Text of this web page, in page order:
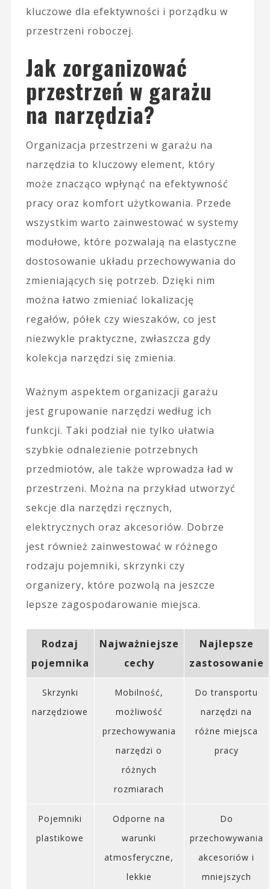
kluczowe dla efektywności i porządku w
przestrzeni roboczej.
Jak zorganizować
przestrzeń w garażu
na narzędzia?
Organizacja przestrzeni w garażu na
narzędzia to kluczowy element, który
może znacząco wpłynąć na efektywność
pracy oraz komfort użytkowania. Przede
wszystkim warto zainwestować w systemy
modułowe, które pozwalają na elastyczne
dostosowanie układu przechowywania do
zmieniających się potrzeb. Dzięki nim
można łatwo zmieniać lokalizację
regałów, półek czy wieszaków, co jest
niezwykle praktyczne, zwłaszcza gdy
kolekcja narzędzi się zmienia.
Ważnym aspektem organizacji garażu
jest grupowanie narzędzi według ich
funkcji. Taki podział nie tylko ułatwia
szybkie odnalezienie potrzebnych
przedmiotów, ale także wprowadza ład w
przestrzeni. Można na przykład utworzyć
sekcje dla narzędzi ręcznych,
elektrycznych oraz akcesoriów. Dobrze
jest również zainwestować w różnego
rodzaju pojemniki, skrzynki czy
organizery, które pozwolą na jeszcze
lepsze zagospodarowanie miejsca.
Rodzaj
pojemnika
Najważniejsze
cechy
Najlepsze
zastosowanie
Skrzynki
narzędziowe
Mobilność,
możliwość
przechowywania
narzędzi o
różnych
rozmiarach
Do transportu
narzędzi na
różne miejsca
pracy
Pojemniki
plastikowe
Odporne na
warunki
atmosferyczne,
lekkie
Do
przechowywania
akcesoriów i
mniejszych